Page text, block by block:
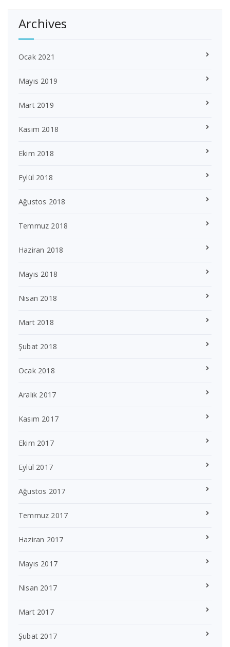
Archives
Ocak 2021
Mayıs 2019
Mart 2019
Kasım 2018
Ekim 2018
Eylül 2018
Ağustos 2018
Temmuz 2018
Haziran 2018
Mayıs 2018
Nisan 2018
Mart 2018
Şubat 2018
Ocak 2018
Aralık 2017
Kasım 2017
Ekim 2017
Eylül 2017
Ağustos 2017
Temmuz 2017
Haziran 2017
Mayıs 2017
Nisan 2017
Mart 2017
Şubat 2017